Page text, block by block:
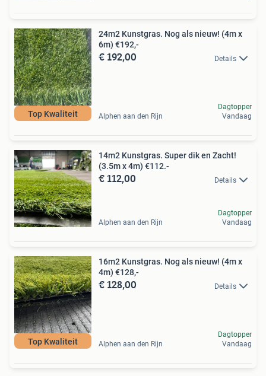
Top Kwaliteit
24m2 Kunstgras. Nog als nieuw! (4m x
6m) €192,-
€ 192,00 Details
Alphen aan den Rijn
Dagtopper
Vandaag
14m2 Kunstgras. Super dik en Zacht!
(3.5m x 4m) €112.-
€ 112,00 Details
Alphen aan den Rijn
Dagtopper
Vandaag
Top Kwaliteit
16m2 Kunstgras. Nog als nieuw! (4m x
4m) €128,-
€ 128,00 Details
Alphen aan den Rijn
Dagtopper
Vandaag